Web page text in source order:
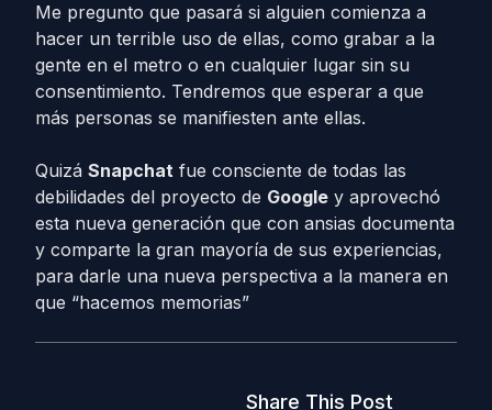
Me pregunto que pasará si alguien comienza a
hacer un terrible uso de ellas, como grabar a la
gente en el metro o en cualquier lugar sin su
consentimiento. Tendremos que esperar a que
más personas se manifiesten ante ellas.
Quizá Snapchat fue consciente de todas las
debilidades del proyecto de Google y aprovechó
esta nueva generación que con ansias documenta
y comparte la gran mayoría de sus experiencias,
para darle una nueva perspectiva a la manera en
que “hacemos memorias”
Share This Post